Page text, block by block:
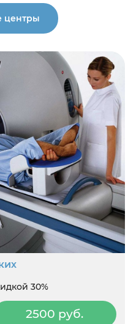
центры
30%
2500 руб.